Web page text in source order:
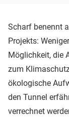
Scharf benennt
Projekts:
Möglichkeit, die
zum
ökologische
den Tunnel
verrechnet